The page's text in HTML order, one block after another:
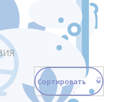
стимуляции
оборудование